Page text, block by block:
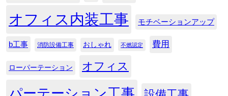
オフィス内装工事 モチベーションアップ
b工事 消防設備工事 おしゃれ 不燃認定 費用
ローパーテーション オフィス